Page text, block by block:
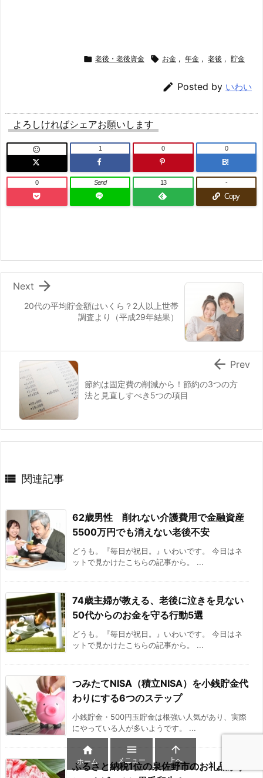
 老後・老後資金  お金 , 年金 , 老後 , 貯金
 Posted by いわい
よろしければシェアお願いします
 1 0
B!
0
0 Send 13
Copy
-
20代の平均貯金額はいくら？2人以上世帯
調査より（平成29年結果）

Next
節約は固定費の削減から！節約の3つの方
法と見直しすべき5つの項目
 Prev
 関連記事
62歳男性 削れない介護費用で金融資産
5500万円でも消えない老後不安
どうも。『毎日が祝日。』いわいです。 今日はネ
ットで見かけたこちらの記事から。 ...
74歳主婦が教える、老後に泣きを見ない
50代からのお金を守る行動5選
どうも。『毎日が祝日。』いわいです。 今日はネ
ットで見かけたこちらの記事から。 ...
つみたてNISA（積立NISA）を小銭貯金代
わりにする6つのステップ
小銭貯金・500円玉貯金は根強い人気があり、実際
にやっている人が多いようです。 ...
ふるさと納税1位の泉佐野市のお礼品がす

ホーム

メニュー

上へ